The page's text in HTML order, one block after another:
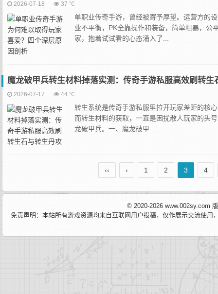
2026-07-18 37 ℃
单职业传奇手游，曾经被寄予厚望。运营方的
业不平衡，PK全靠操作和装备，简单粗暴，公
家，抱着试试看的心态涌入了...
魔龙破甲兵转生材料掉落实测：传奇手游私服高效刷转生
2026-07-17 44 ℃
转生系统是传奇手游私服里拉开玩家差距的核
而转生材料的获取，一直是困扰散人玩家的头
龙破甲兵。一、魔龙破甲...
‹‹ ‹ 1 2 3 4
© 2020-2026 www.002sy.com
免责声明：本站所有游戏资源均来自互联网用户投稿，仅作展示交流使